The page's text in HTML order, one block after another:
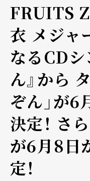
FRUITS
衣 メジャ
なるCDシ
ん』から
ぞん」が
決定！ さ
が6月8日
定！